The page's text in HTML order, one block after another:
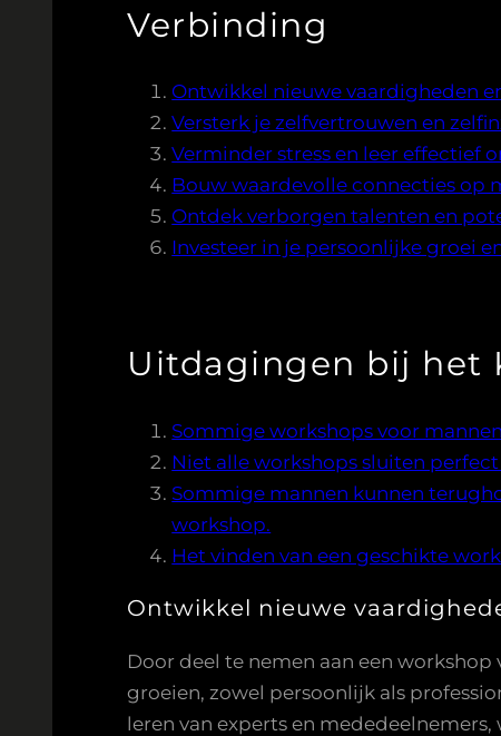
Verbinding
Ontwikkel nieuwe vaardigheden
Versterk je zelfvertrouwen en
Verminder stress en leer effectief
Bouw waardevolle connecties op
Ontdek verborgen talenten en
Investeer in je persoonlijke groei
Uitdagingen bij het
Sommige workshops voor
Niet alle workshops sluiten
Sommige mannen kunnen
workshop.
Het vinden van een geschikte
Ontwikkel nieuwe
Door deel te nemen aan een
groeien, zowel persoonlijk als
leren van experts en